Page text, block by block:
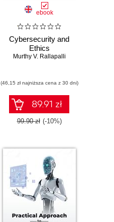
ebook
Cybersecurity and
Ethics
Murthy V. Rallapalli
(46,15 zł najniższa cena z 30 dni)
89.91 zł
99.90 zł (-10%)